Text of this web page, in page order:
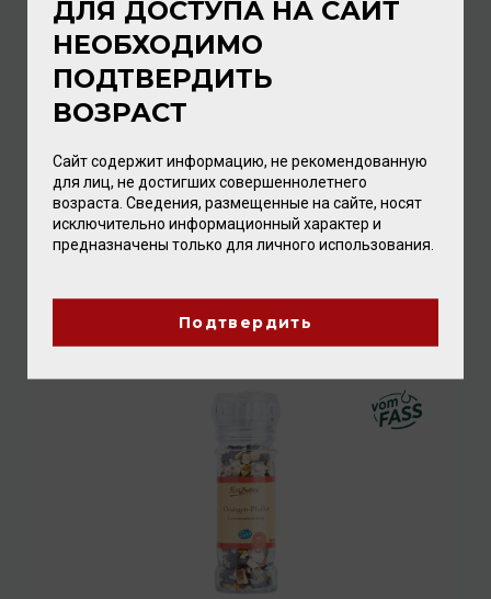
Mexican Guacamole-Dip 95г
ДЛЯ ДОСТУПА НА САЙТ
НЕОБХОДИМО
ПОДТВЕРДИТЬ
ВОЗРАСТ
Сайт содержит информацию, не рекомендованную
для лиц, не достигших совершеннолетнего
возраста. Сведения, размещенные на сайте, носят
исключительно информационный характер и
предназначены только для личного использования.
Подтвердить